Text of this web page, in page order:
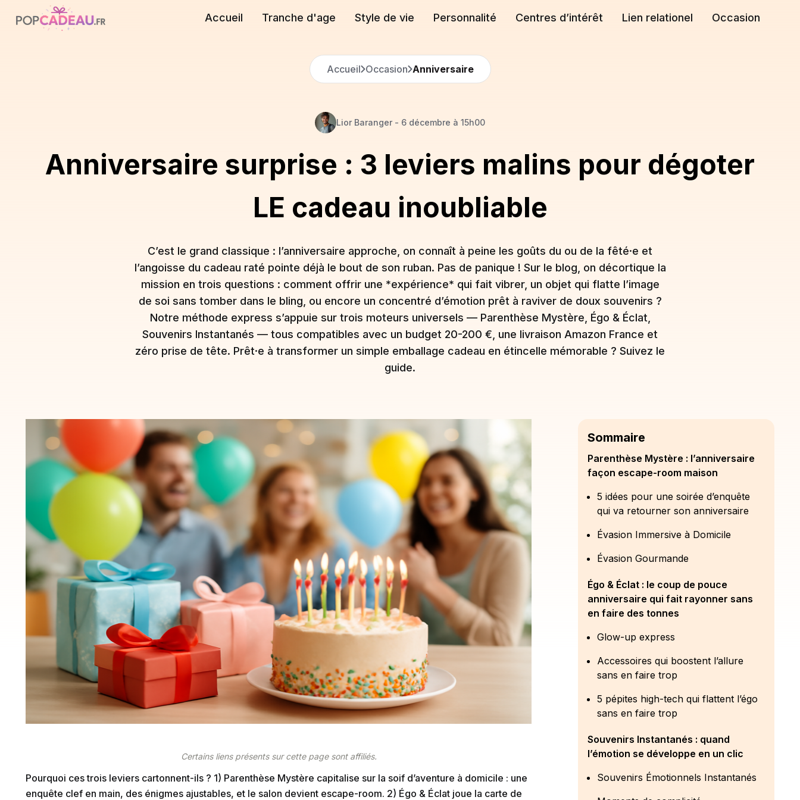
Accueil Tranche d'age Style de vie Personnalité Centres d’intérêt Lien relationel Occasion
Accueil Occasion Anniversaire
Lior Baranger - 6 décembre à 15h00
Anniversaire surprise : 3 leviers malins pour dégoter
LE cadeau inoubliable
C’est le grand classique : l’anniversaire approche, on connaît à peine les goûts du ou de la fêté·e et
l’angoisse du cadeau raté pointe déjà le bout de son ruban. Pas de panique ! Sur le blog, on décortique la
mission en trois questions : comment offrir une *expérience* qui fait vibrer, un objet qui flatte l’image
de soi sans tomber dans le bling, ou encore un concentré d’émotion prêt à raviver de doux souvenirs ?
Notre méthode express s’appuie sur trois moteurs universels — Parenthèse Mystère, Égo & Éclat,
Souvenirs Instantanés — tous compatibles avec un budget 20-200 €, une livraison Amazon France et
zéro prise de tête. Prêt·e à transformer un simple emballage cadeau en étincelle mémorable ? Suivez le
guide.
Certains liens présents sur cette page sont affiliés.
Pourquoi ces trois leviers cartonnent-ils ? 1) Parenthèse Mystère capitalise sur la soif d’aventure à domicile : une
enquête clef en main, des énigmes ajustables, et le salon devient escape-room. 2) Égo & Éclat joue la carte de
Sommaire
Parenthèse Mystère : l’anniversaire
façon escape-room maison
5 idées pour une soirée d’enquête
qui va retourner son anniversaire
Évasion Immersive à Domicile
Évasion Gourmande
Égo & Éclat : le coup de pouce
anniversaire qui fait rayonner sans
en faire des tonnes
Glow-up express
Accessoires qui boostent l’allure
sans en faire trop
5 pépites high-tech qui flattent l’égo
sans en faire trop
Souvenirs Instantanés : quand
l’émotion se développe en un clic
Souvenirs Émotionnels Instantanés